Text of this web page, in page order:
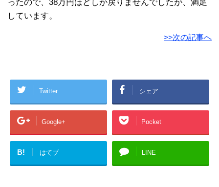
ったので、38万円ほどしか戻りませんでしたが、満足
しています。
>>次の記事へ
Twitter シェア
Google+ Pocket
B! はてブ LINE